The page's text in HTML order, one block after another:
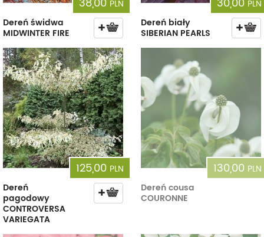
PLN
Dereń świdwa
MIDWINTER FIRE
PLN
Dereń biały
SIBERIAN PEARLS
125,00 PLN
Dereń
pagodowy
CONTROVERSA
VARIEGATA
130,00 PLN
Dereń cousa
COURONNE